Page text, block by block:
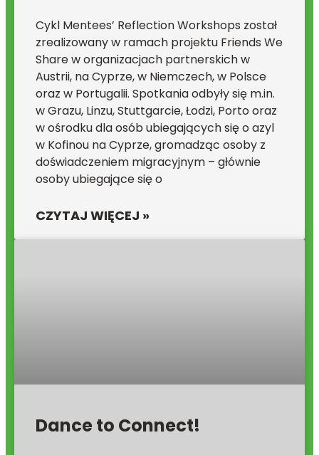
Cykl Mentees’ Reflection Workshops został
zrealizowany w ramach projektu Friends We
Share w organizacjach partnerskich w
Austrii, na Cyprze, w Niemczech, w Polsce
oraz w Portugalii. Spotkania odbyły się m.in.
w Grazu, Linzu, Stuttgarcie, Łodzi, Porto oraz
w ośrodku dla osób ubiegających się o azyl
w Kofinou na Cyprze, gromadząc osoby z
doświadczeniem migracyjnym – głównie
osoby ubiegające się o
CZYTAJ WIĘCEJ »
Dance to Connect!